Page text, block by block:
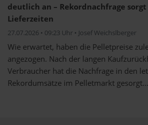
deutlich an – Rekordnachfrage
Lieferzeiten
27.07.2026 • 09:23 Uhr • Josef Weichslberger
Wie erwartet, haben die Pelletpreise
angezogen. Nach der langen
Verbraucher hat die Nachfrage in den
Rekordumsätze im Pelletmarkt